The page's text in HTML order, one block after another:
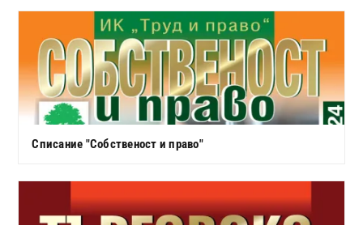
Списание "Собственост и право"